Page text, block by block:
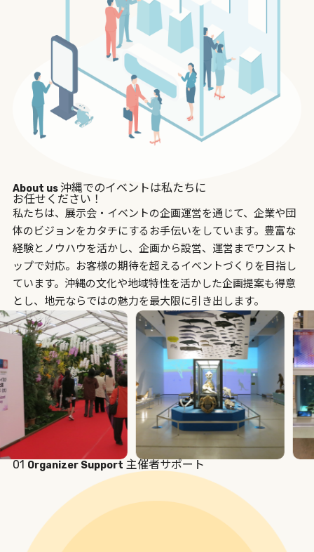
About us沖縄でのイベントは私たちに
お任せください！
私たちは、展示会・イベントの企画運営を通じて、企業や団
体のビジョンをカタチにするお手伝いをしています。豊富な
経験とノウハウを活かし、企画から設営、運営までワンスト
ップで対応。お客様の期待を超えるイベントづくりを目指し
ています。沖縄の文化や地域特性を活かした企画提案も得意
とし、地元ならではの魅力を最大限に引き出します。
01 Organizer Support 主催者サポート